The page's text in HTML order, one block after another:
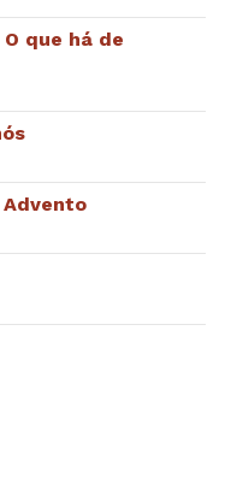
que há de
Advento